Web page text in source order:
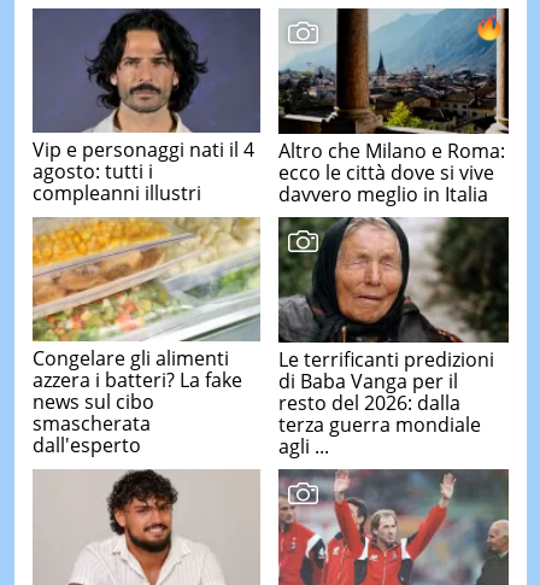
Vip e personaggi nati il 4
agosto: tutti i
compleanni illustri
Altro che Milano e Roma:
ecco le città dove si vive
davvero meglio in Italia
Congelare gli alimenti
azzera i batteri? La fake
news sul cibo
smascherata
dall'esperto
Le terrificanti predizioni
di Baba Vanga per il
resto del 2026: dalla
terza guerra mondiale
agli ...